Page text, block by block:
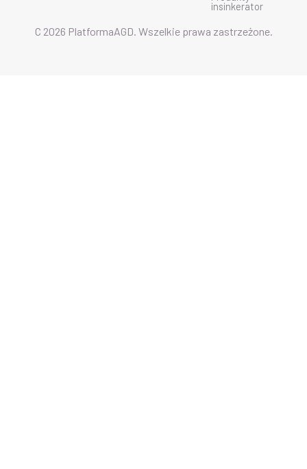
insinkerator
C 2026 PlatformaAGD. Wszelkie prawa zastrzeżone.